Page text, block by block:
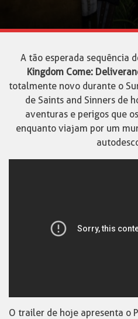
A tão esperada sequência
Kingdom Come:
totalmente novo durante o
de Saints and Sinners de
aventuras e perigos que
enquanto viajam por um
O trailer de hoje apresenta o